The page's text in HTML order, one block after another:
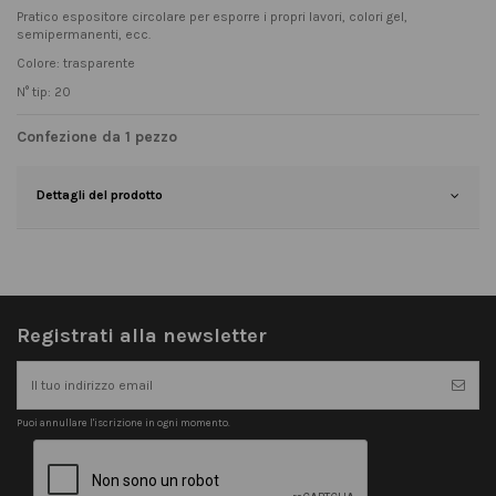
Pratico espositore circolare per esporre i propri lavori, colori gel,
semipermanenti, ecc.
Colore: trasparente
N° tip: 20
Confezione da 1 pezzo
Dettagli del prodotto
Registrati alla newsletter
Puoi annullare l'iscrizione in ogni momento.